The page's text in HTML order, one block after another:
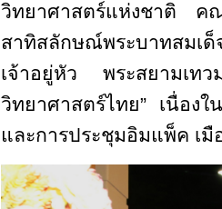
วิทยาศาสตร์แห่งชาติ คณ
สาทิสลักษณ์พระบาทสมเด็
เจ้าอยู่หัว พระสยามเ
วิทยาศาสตร์ไทย” เนื่อง
และการประชุมอิมแพ็ค เมื